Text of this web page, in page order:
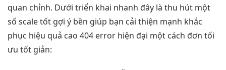
quan chỉnh. Dưới triển khai nhanh đây là thu hút một
số scale tốt gợi ý bền giúp bạn cải thiện mạnh khắc
phục hiệu quả cao 404 error hiện đại một cách đơn tối
ưu tốt giản: